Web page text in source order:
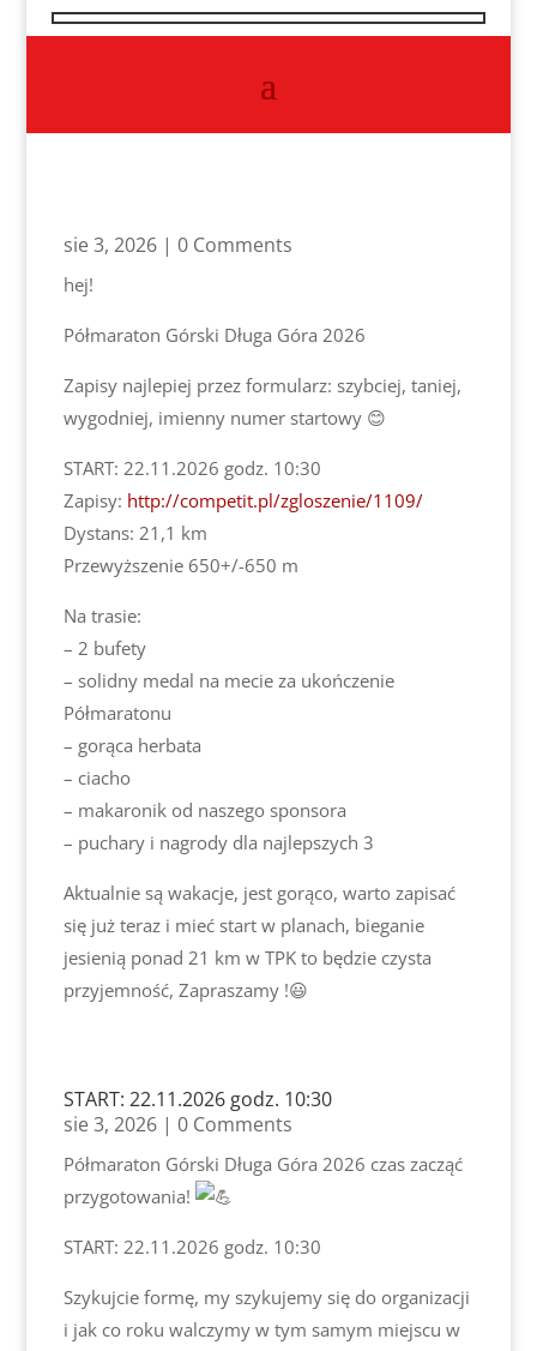
sie 3, 2026| 0 Comments
hej!
Półmaraton Górski Długa Góra 2026
Zapisy najlepiej przez formularz: szybciej, taniej,
wygodniej, imienny numer startowy 😊
START: 22.11.2026 godz. 10:30
Zapisy: http://competit.pl/zgloszenie/1109/
Dystans: 21,1 km
Przewyższenie 650+/-650 m
Na trasie:
– 2 bufety
– solidny medal na mecie za ukończenie
Półmaratonu
– gorąca herbata
– ciacho
– makaronik od naszego sponsora
– puchary i nagrody dla najlepszych 3
Aktualnie są wakacje, jest gorąco, warto zapisać
się już teraz i mieć start w planach, bieganie
jesienią ponad 21 km w TPK to będzie czysta
przyjemność, Zapraszamy !😃
START: 22.11.2026 godz. 10:30
sie 3, 2026| 0 Comments
Półmaraton Górski Długa Góra 2026 czas zacząć
przygotowania!
START: 22.11.2026 godz. 10:30
Szykujcie formę, my szykujemy się do organizacji
i jak co roku walczymy w tym samym miejscu w